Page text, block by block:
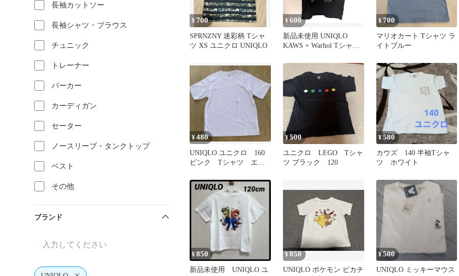
長袖カットソー
長袖シャツ・ブラウス
チュニック
トレーナー
パーカー
カーディガン
セーター
ノースリーブ・タンクトップ
ベスト
その他
ブランド
¥700
SPRNZNY 迷彩柄 Tシャ
ツ XS ユニクロ UNIQLO
¥600
新品未使用 UNIQLO
KAWS + Warhol Tシャツ
¥700
マリオカート Tシャツ ラ
イトブルー
¥480
UNIQLO ユニクロ 160 ￼￼￼
ピンク Tシャツ エア
¥500
ユニクロ LEGO Tシャ
ツ ブラック 120
¥580
カウズ 140 半袖Tシャ
ツ ホワイト
¥850
新品未使用 UNIQLO ユ
¥850
UNIQLO ポケモン ピカチ
¥500
UNIQLO ミッキーマウス